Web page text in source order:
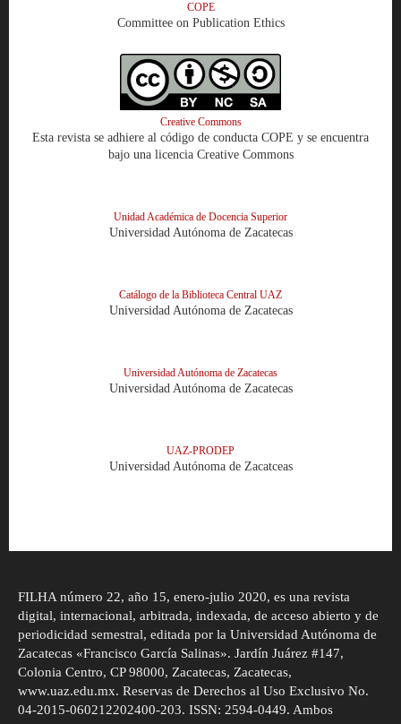
COPE
Committee on Publication Ethics
Creative Commons
Esta revista se adhiere al código de conducta COPE y se encuentra
bajo una licencia Creative Commons
Unidad Académica de Docencia Superior
Universidad Autónoma de Zacatecas
Catálogo de la Biblioteca Central UAZ
Universidad Autónoma de Zacatecas
Universidad Autónoma de Zacatecas
Universidad Autónoma de Zacatecas
UAZ-PRODEP
Universidad Autónoma de Zacatceas
FILHA número 22, año 15, enero-julio 2020, es una revista
digital, internacional, arbitrada, indexada, de acceso abierto y de
periodicidad semestral, editada por la Universidad Autónoma de
Zacatecas «Francisco García Salinas». Jardín Juárez #147,
Colonia Centro, CP 98000, Zacatecas, Zacatecas,
www.uaz.edu.mx. Reservas de Derechos al Uso Exclusivo No.
04-2015-060212202400-203. ISSN: 2594-0449. Ambos